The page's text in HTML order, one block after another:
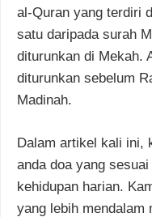
al-Quran yang terdiri
satu daripada surah
diturunkan di Mekah.
diturunkan sebelum
Madinah.
Dalam artikel kali ini,
anda doa yang
kehidupan harian.
yang lebih mendalam